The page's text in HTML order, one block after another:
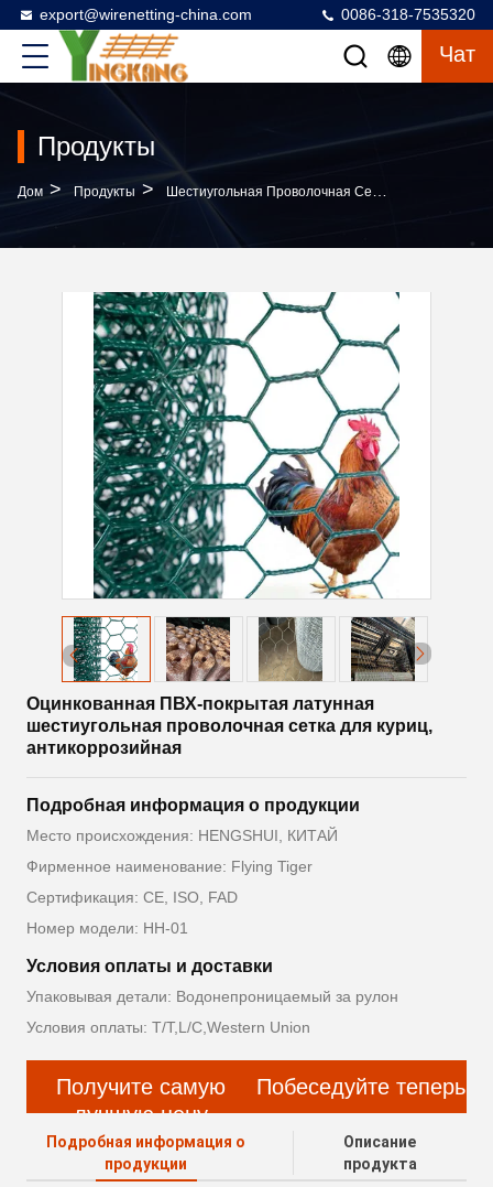
export@wirenetting-china.com 0086-318-7535320
Чат
Продукты
Дом > Продукты > Шестиугольная Проволочная Сетка
Оцинкованная ПВХ-покрытая латунная
шестиугольная проволочная сетка для куриц,
антикоррозийная
Подробная информация о продукции
Место происхождения: HENGSHUI, КИТАЙ
Фирменное наименование: Flying Tiger
Сертификация: CE, ISO, FAD
Номер модели: HH-01
Условия оплаты и доставки
Упаковывая детали: Водонепроницаемый за рулон
Условия оплаты: T/T,L/C,Western Union
Получите самую
лучшую цену
Побеседуйте теперь
Подробная информация о
продукции
Описание
продукта